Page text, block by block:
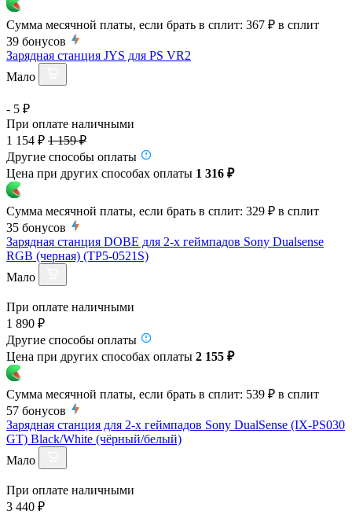
Сумма месячной платы, если брать в сплит: 367 ₽ в сплит
39 бонусов
Зарядная станция JYS для PS VR2
Мало
- 5 ₽
При оплате наличными
1 154 ₽ 1 159 ₽
Другие способы оплаты
Цена при других способах оплаты 1 316 ₽
Сумма месячной платы, если брать в сплит: 329 ₽ в сплит
35 бонусов
Зарядная станция DOBE для 2-х геймпадов Sony Dualsense
RGB (черная) (TP5-0521S)
Мало
При оплате наличными
1 890 ₽
Другие способы оплаты
Цена при других способах оплаты 2 155 ₽
Сумма месячной платы, если брать в сплит: 539 ₽ в сплит
57 бонусов
Зарядная станция для 2-х геймпадов Sony DualSense (IX-PS030
GT) Black/White (чёрный/белый)
Мало
При оплате наличными
3 440 ₽